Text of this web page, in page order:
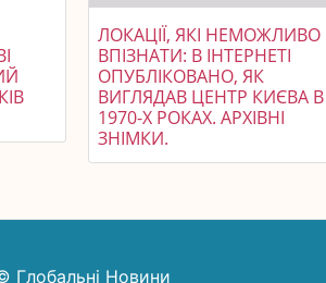
ЛОКАЦІЇ, ЯКІ НЕМОЖЛИВО
ВПІЗНАТИ: В ІНТЕРНЕТІ
ОПУБЛІКОВАНО, ЯК
ВИГЛЯДАВ ЦЕНТР КИЄВА В
1970-Х РОКАХ. АРХІВНІ
ЗНІМКИ.
Глобальні Новини